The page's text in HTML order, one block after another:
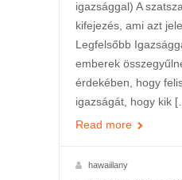
igazsággal) A
kifejezés, ami azt
Legfelsőbb
emberek
érdekében, hogy
igazságát, hogy kik
Read more
hawaiilany